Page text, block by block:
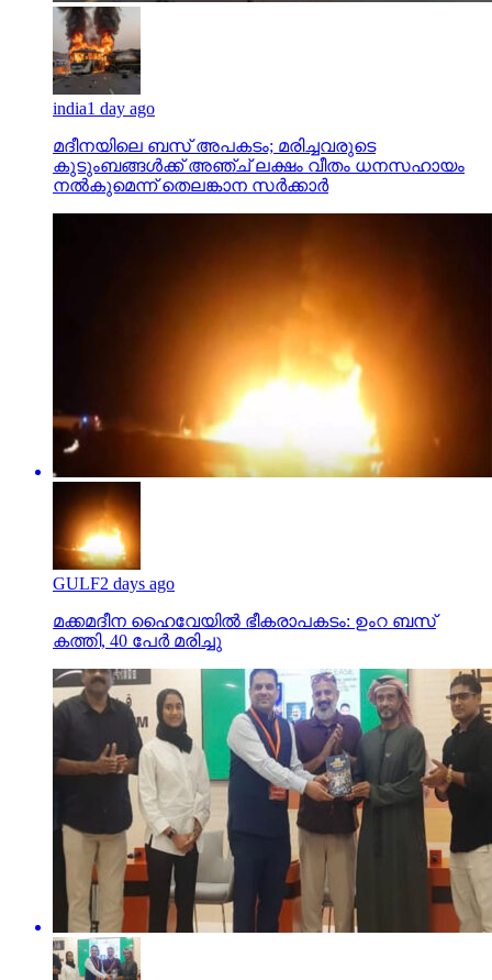
india1 day ago
മദീനയിലെ ബസ് അപകടം; മരിച്ചവരുടെ
കുടുംബങ്ങള്‍ക്ക് അഞ്ച് ലക്ഷം വീതം ധനസഹായം
നല്‍കുമെന്ന് തെലങ്കാന സര്‍ക്കാര്‍
GULF2 days ago
മക്കമദീന ഹൈവേയില്‍ ഭീകരാപകടം: ഉംറ ബസ്
കത്തി, 40 പേര്‍ മരിച്ചു